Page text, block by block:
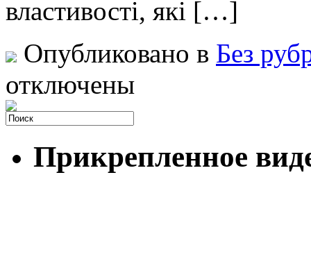
властивості, які […]
Опубликовано в Без
отключены
Прикрепленное